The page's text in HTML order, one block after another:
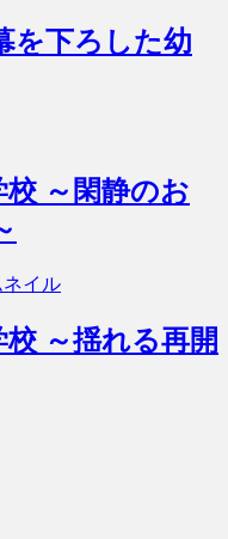
を下ろした幼
～閑静のお
～揺れる再開